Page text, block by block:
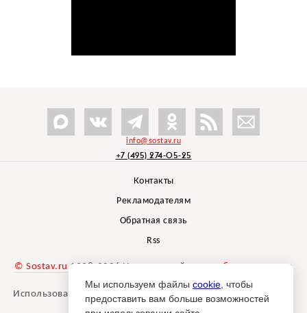
info@sostav.ru
+7 (495) 274-05-25
Контакты
Рекламодателям
Обратная связь
Rss
© Sostav.ru 1998-2026 Независимый проектбрендингового
агентства Depot
Использование материалов Sostav.ru допустимо только при
указании источника.
Мы используем файлы cookie , чтобы
предоставить вам больше возможностей